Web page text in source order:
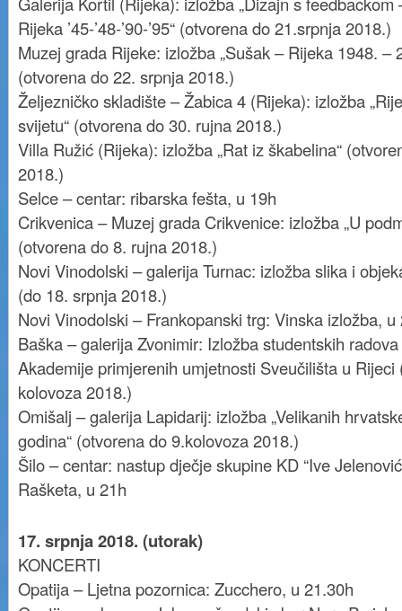
Rijeka ’45-’48-’90-’95“ (otvorena do 21.srpnja 2018.)
Muzej grada Rijeke: izložba „Sušak – Rijeka 1948. –
(otvorena do 22. srpnja 2018.)
Željezničko skladište – Žabica 4 (Rijeka): izložba
svijetu“ (otvorena do 30. rujna 2018.)
Villa Ružić (Rijeka): izložba „Rat iz škabelina“
2018.)
Selce – centar: ribarska fešta, u 19h
Crikvenica – Muzej grada Crikvenice: izložba „U
(otvorena do 8. rujna 2018.)
Novi Vinodolski – galerija Turnac: izložba slika i
(do 18. srpnja 2018.)
Novi Vinodolski – Frankopanski trg: Vinska izložba, u
Baška – galerija Zvonimir: Izložba studentskih
Akademije primjerenih umjetnosti Sveučilišta u Rijeci
kolovoza 2018.)
Omišalj – galerija Lapidarij: izložba „Velikanih
godina“ (otvorena do 9.kolovoza 2018.)
Šilo – centar: nastup dječje skupine KD “Ive
Rašketa, u 21h
17. srpnja 2018. (utorak)
KONCERTI
Opatija – Ljetna pozornica: Zucchero, u 21.30h